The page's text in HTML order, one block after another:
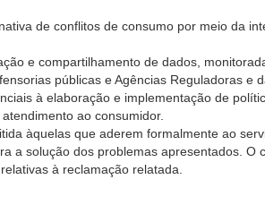
de conflitos de consumo por meio da
e compartilhamento de dados,
públicas e Agências Reguladoras
à elaboração e implementação de
ao consumidor.
àquelas que aderem formalmente ao
a solução dos problemas apresentados.
à reclamação relatada.